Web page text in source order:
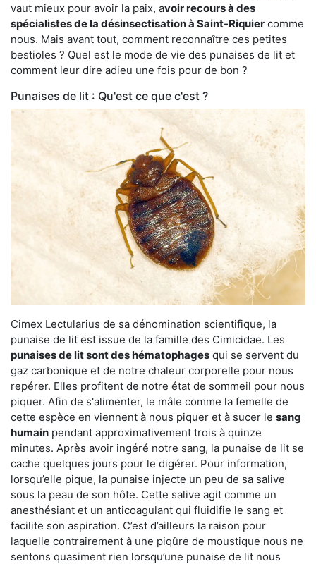
vaut mieux pour avoir la paix, avoir recours à des
spécialistes de la désinsectisation à Saint-Riquier comme
nous. Mais avant tout, comment reconnaître ces petites
bestioles ? Quel est le mode de vie des punaises de lit et
comment leur dire adieu une fois pour de bon ?
Punaises de lit : Qu'est ce que c'est ?
Cimex Lectularius de sa dénomination scientifique, la
punaise de lit est issue de la famille des Cimicidae. Les
punaises de lit sont des hématophages qui se servent du
gaz carbonique et de notre chaleur corporelle pour nous
repérer. Elles profitent de notre état de sommeil pour nous
piquer. Afin de s'alimenter, le mâle comme la femelle de
cette espèce en viennent à nous piquer et à sucer le sang
humain pendant approximativement trois à quinze
minutes. Après avoir ingéré notre sang, la punaise de lit se
cache quelques jours pour le digérer. Pour information,
lorsqu’elle pique, la punaise injecte un peu de sa salive
sous la peau de son hôte. Cette salive agit comme un
anesthésiant et un anticoagulant qui fluidifie le sang et
facilite son aspiration. C’est d’ailleurs la raison pour
laquelle contrairement à une piqûre de moustique nous ne
sentons quasiment rien lorsqu’une punaise de lit nous